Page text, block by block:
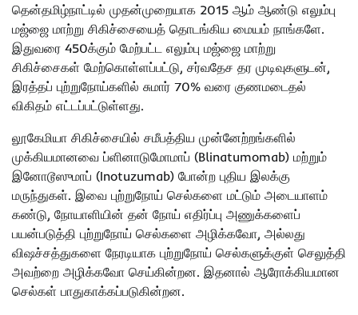
தென்தமிழ்நாட்டில் முதன்முறையாக 2015 ஆம் ஆண்டு எலும்பு
மஜ்ஜை மாற்று சிகிச்சையைத் தொடங்கிய மையம் நாங்களே.
இதுவரை 450க்கும் மேற்பட்ட எலும்பு மஜ்ஜை மாற்று
சிகிச்சைகள் மேற்கொள்ளப்பட்டு, சர்வதேச தர முடிவுகளுடன்,
இரத்தப் புற்றுநோய்களில் சுமார் 70% வரை குணமடைதல்
விகிதம் எட்டப்பட்டுள்ளது.
லூகேமியா சிகிச்சையில் சமீபத்திய முன்னேற்றங்களில்
முக்கியமானவை ப்ளினாடுமோமாப் (Blinatumomab) மற்றும்
இனோடூஸுமாப் (Inotuzumab) போன்ற புதிய இலக்கு
மருந்துகள். இவை புற்றுநோய் செல்களை மட்டும் அடையாளம்
கண்டு, நோயாளியின் தன் நோய் எதிர்ப்பு அணுக்களைப்
பயன்படுத்தி புற்றுநோய் செல்களை அழிக்கவோ, அல்லது
விஷச்சத்துகளை நேரடியாக புற்றுநோய் செல்களுக்குள் செலுத்தி
அவற்றை அழிக்கவோ செய்கின்றன. இதனால் ஆரோக்கியமான
செல்கள் பாதுகாக்கப்படுகின்றன.